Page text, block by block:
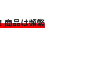
商品は頻繁